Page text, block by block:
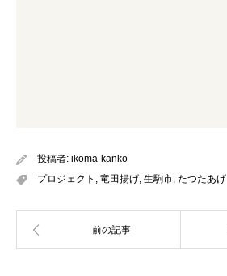
投稿者: ikoma-kanko
プロジェクト , 竜田揚げ, 生駒市, たつたあげ